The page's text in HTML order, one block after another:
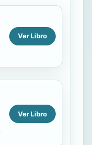
Ver Libro
Ver Libro